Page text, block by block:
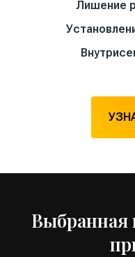
Лишение
Выбранная